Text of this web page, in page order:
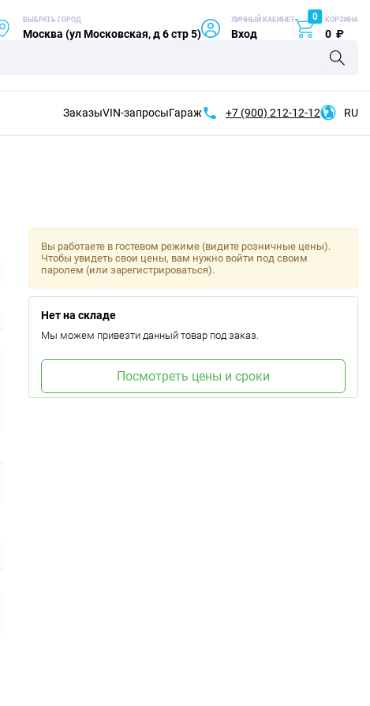
ВЫБРАТЬ ГОРОД
Москва (ул Московская, д 6 стр 5)
ЛИЧНЫЙ КАБИНЕТ
Вход
0 КОРЗИНА
0 ₽
ЗаказыVIN-запросыГараж +7 (900) 212-12-12 RU
Вы работаете в гостевом режиме (видите розничные цены).
Чтобы увидеть свои цены, вам нужно войти под своим
паролем (или зарегистрироваться).
Нет на складе
Мы можем привезти данный товар под заказ.
Посмотреть цены и сроки